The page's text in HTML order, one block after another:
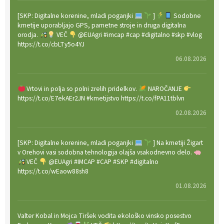
[SKP: Digitalne korenine, mladi poganjki ]
Sodobne
kmetije uporabljajo GPS, pametne stroje in druga digitalna
orodja.
VEČ
@EUAgri #imcap #cap #digitalno #skp #vlog
https://t.co/cbLTy5o4YJ
06.08.2026
Vrtovi in polja so polni zrelih pridelkov.
NAROČANJE
https://t.co/E7ekAEr2JN #kmetijstvo https://t.co/fPA11tblvn
02.08.2026
[SKP: Digitalne korenine, mladi poganjki
] Na kmetiji Žigart
v Orehovi vasi sodobna tehnologija olajša vsakodnevno delo.
VEČ
@EUAgri #IMCAP #CAP #SKP #digitalno
https://t.co/wEaow88sh8
01.08.2026
Valter Kobal in Mojca Tiršek vodita ekološko vinsko posestvo